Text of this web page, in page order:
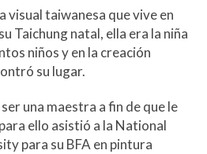
t
l
o
o
k
c
m
m
p
a
r
t
r
visual taiwanesa que vive en
Taichung natal, ella era la niña
niños y en la creación
su lugar.
una maestra a fin de que le
ello asistió a la National
para su BFA en pintura